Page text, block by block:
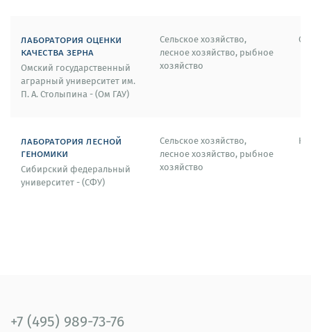
лаборатория оценки
качества зерна
Омский государственный
аграрный университет им.
П. А. Столыпина - (Ом ГАУ)
Сельское хозяйство,
лесное хозяйство, рыбное
хозяйство
лаборатория лесной
геномики
Сибирский федеральный
университет - (СФУ)
Сельское хозяйство,
лесное хозяйство, рыбное
хозяйство
+7 (495) 989-73-76